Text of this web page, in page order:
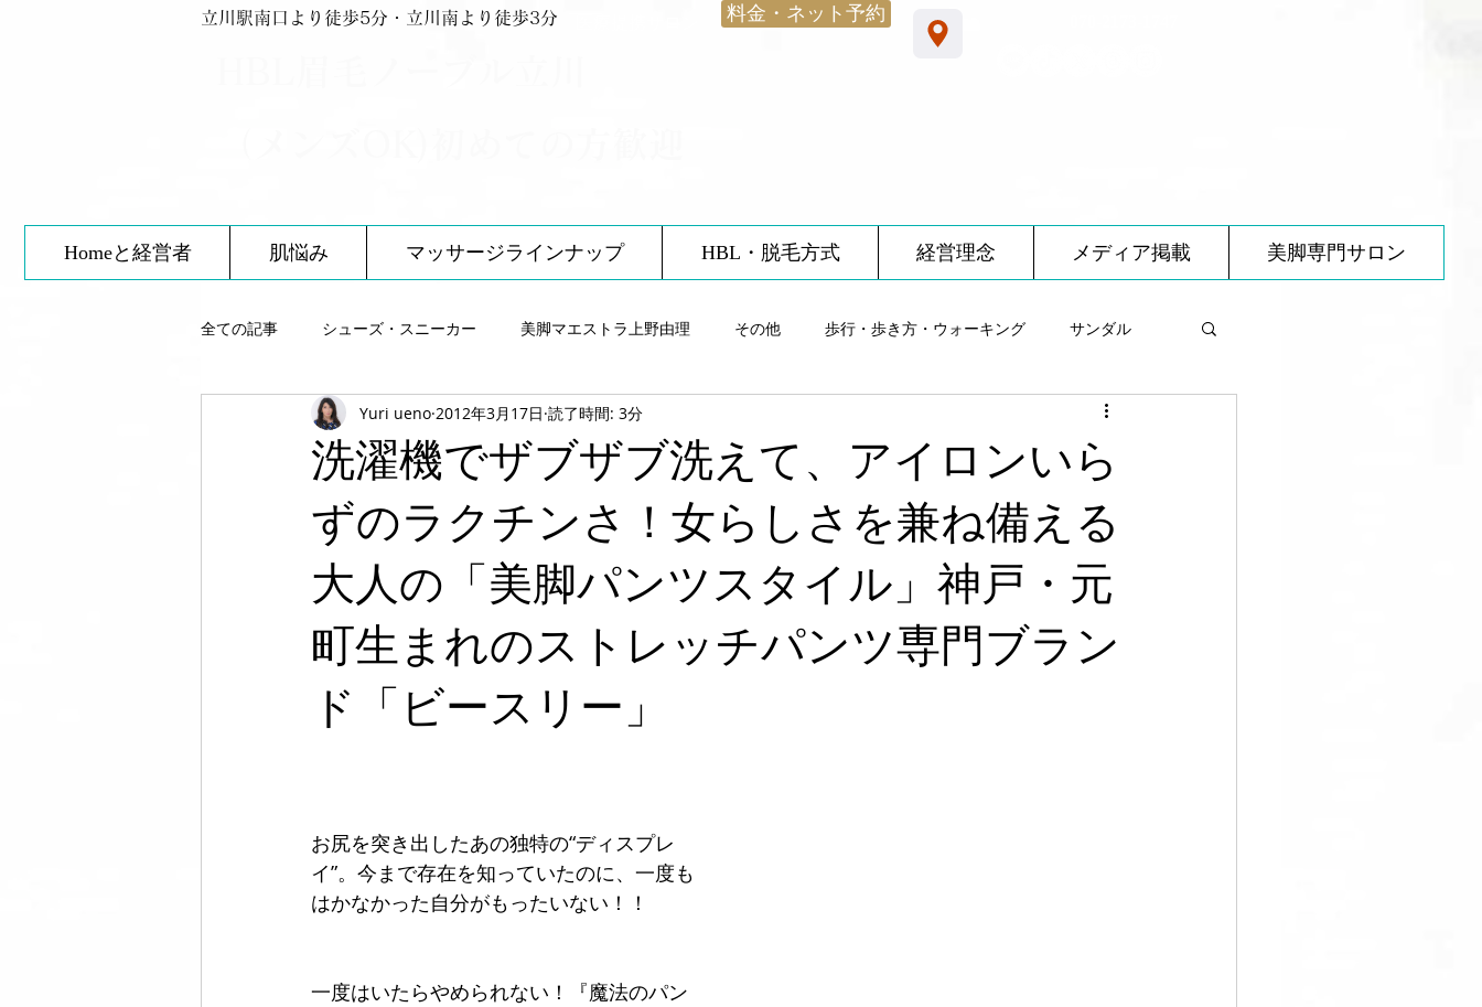
立川駅南口より徒歩5分・立川南より徒歩3分 料金・ネット予約
Homeと経営者 肌悩み マッサージラインナップ HBL・脱毛方式 経営理念 メディア掲載 美脚専門サロン
全ての記事 シューズ・スニーカー 美脚マエストラ上野由理 その他 歩行・歩き方・ウォーキング サンダル
スキンケア 靴について 雨・レインシューズ
フットウェア セルフケア デキるオトコにオススメの靴 足のトラブル解決 こどもの足
メンズ脱毛サロンノーブル 芸能関係のお客様体験談 思考 セミナー 講演実績
洗濯機でザブザブ洗えて、アイロンいら
ずのラクチンさ！女らしさを兼ね備える
大人の「美脚パンツスタイル」神戸・元
町生まれのストレッチパンツ専門ブラン
ド「ビースリー」
Yuri ueno 2012年3月17日 読了時間: 3分
お尻を突き出したあの独特の“ディスプレ
イ”。今まで存在を知っていたのに、一度も
はかなかった自分がもったいない！！
一度はいたらやめられない！『魔法のパン